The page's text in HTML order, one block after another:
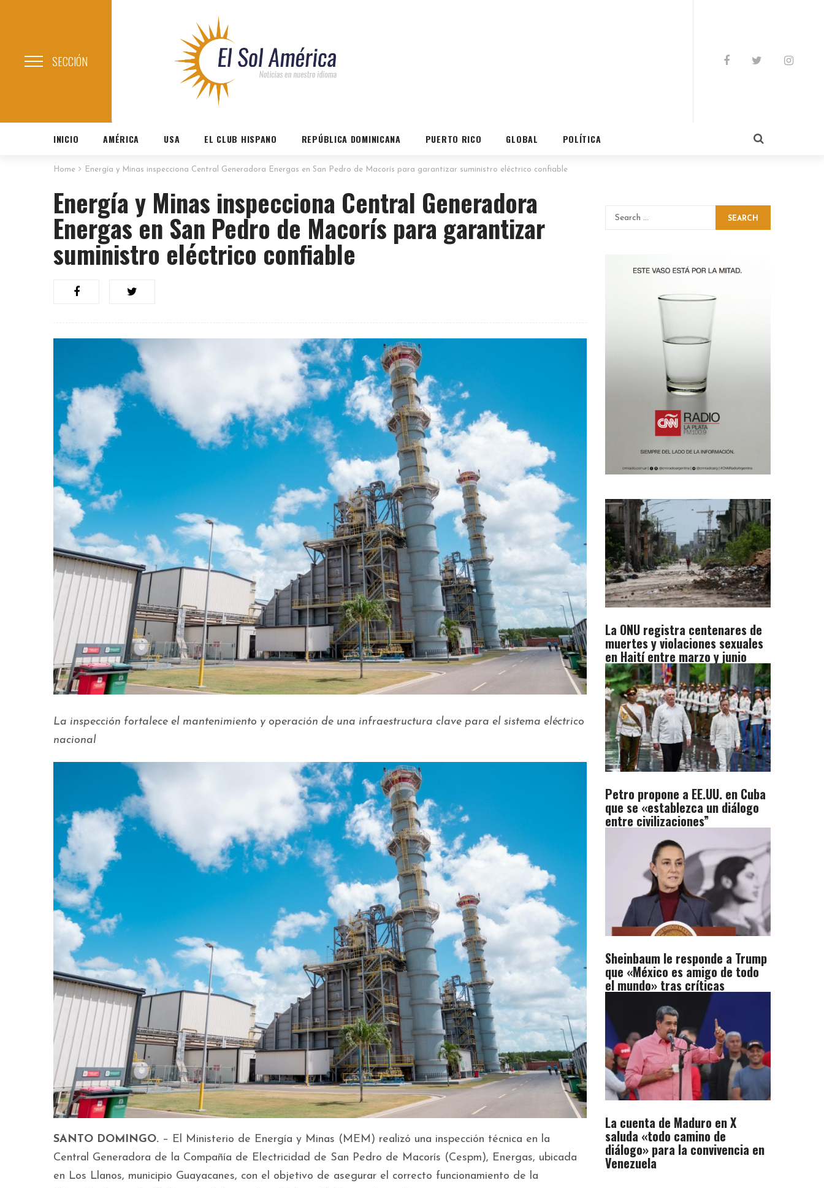
SECCIÓN
INICIO AMÉRICA USA EL CLUB HISPANO REPÚBLICA DOMINICANA PUERTO RICO GLOBAL POLÍTICA
Home Energía y Minas inspecciona Central Generadora Energas en San Pedro de Macorís para garantizar suministro eléctrico confiable
Energía y Minas inspecciona Central Generadora
Energas en San Pedro de Macorís para garantizar
suministro eléctrico confiable
La inspección fortalece el mantenimiento y operación de una infraestructura clave para el sistema eléctrico
nacional
SANTO DOMINGO. – El Ministerio de Energía y Minas (MEM) realizó una inspección técnica en la
Central Generadora de la Compañía de Electricidad de San Pedro de Macorís (Cespm), Energas, ubicada
en Los Llanos, municipio Guayacanes, con el objetivo de asegurar el correcto funcionamiento de la
SEARCH
La ONU registra centenares de
muertes y violaciones sexuales
en Haití entre marzo y junio
Petro propone a EE.UU. en Cuba
que se «establezca un diálogo
entre civilizaciones”
Sheinbaum le responde a Trump
que «México es amigo de todo
el mundo» tras críticas
La cuenta de Maduro en X
saluda «todo camino de
diálogo» para la convivencia en
Venezuela